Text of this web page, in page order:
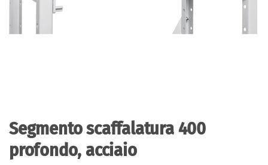
Segmento scaffalatura 400
profondo, acciaio
galleria
immagini